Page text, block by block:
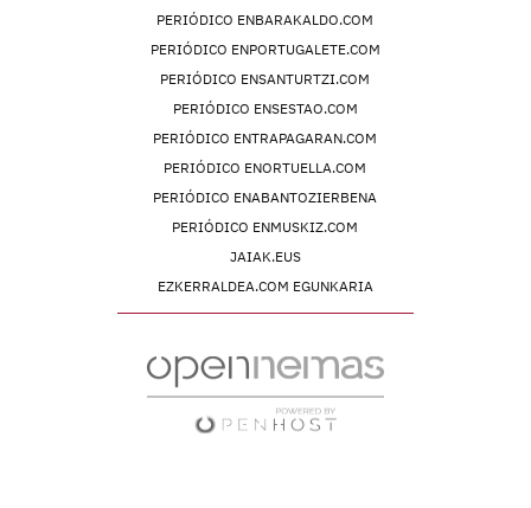
PERIÓDICO ENBARAKALDO.COM
PERIÓDICO ENPORTUGALETE.COM
PERIÓDICO ENSANTURTZI.COM
PERIÓDICO ENSESTAO.COM
PERIÓDICO ENTRAPAGARAN.COM
PERIÓDICO ENORTUELLA.COM
PERIÓDICO ENABANTOZIERBENA
PERIÓDICO ENMUSKIZ.COM
JAIAK.EUS
EZKERRALDEA.COM EGUNKARIA